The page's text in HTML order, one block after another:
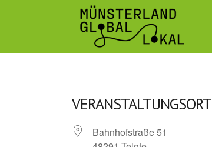
VERANSTALTUNGSORT
Bahnhofstraße 51